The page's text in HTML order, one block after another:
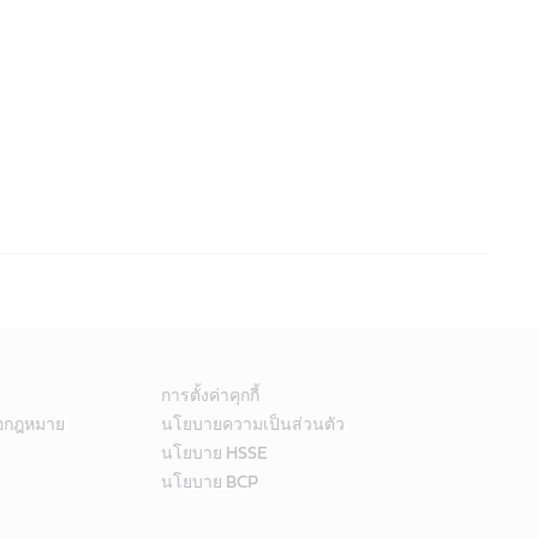
เอกสารข้อมูลความปลอดภัยของวัสดุ
เดชั่นเป็นองค์ประกอบ จาระบีเหล่านี้มีสารเพิ่มคุณภาพที่ให้ฟิล์มที่มี
การตั้งค่าคุกกี้
กฎหมาย
นโยบายความเป็นส่วนตัว
นโยบาย HSSE
นโยบาย BCP